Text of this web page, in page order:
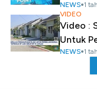
NEWS 1
VIDEO
Video :
Untuk
NEWS 1